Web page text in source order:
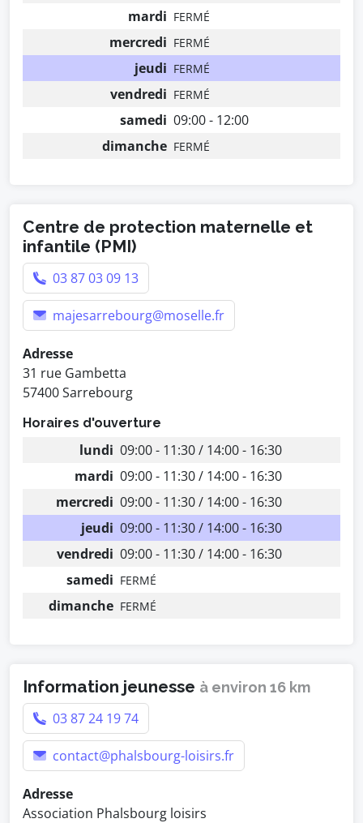
mardi FERMÉ
mercredi FERMÉ
jeudi FERMÉ
vendredi FERMÉ
samedi 09:00 - 12:00
dimanche FERMÉ
Centre de protection maternelle et
infantile (PMI)
03 87 03 09 13
majesarrebourg@moselle.fr
Adresse
31 rue Gambetta
57400 Sarrebourg
Horaires d'ouverture
lundi 09:00 - 11:30 / 14:00 - 16:30
mardi 09:00 - 11:30 / 14:00 - 16:30
mercredi 09:00 - 11:30 / 14:00 - 16:30
jeudi 09:00 - 11:30 / 14:00 - 16:30
vendredi 09:00 - 11:30 / 14:00 - 16:30
samedi FERMÉ
dimanche FERMÉ
Information jeunesse à environ 16 km
03 87 24 19 74
contact@phalsbourg-loisirs.fr
Adresse
Association Phalsbourg loisirs